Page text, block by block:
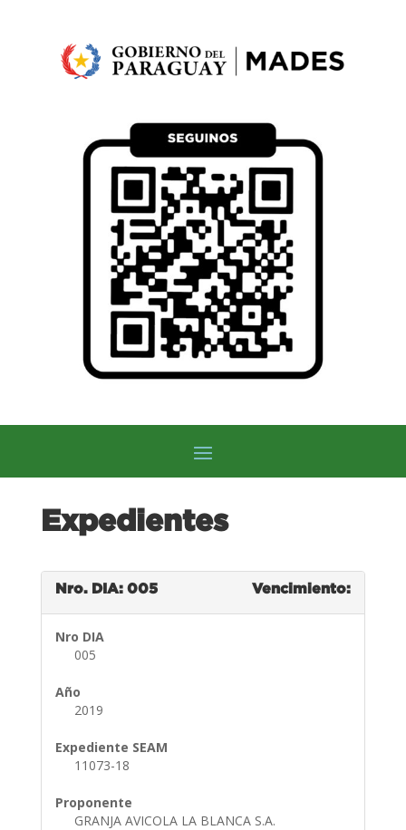
Expedientes
Nro. DIA: 005 Vencimiento:
Nro DIA
005
Año
2019
Expediente SEAM
11073-18
Proponente
GRANJA AVICOLA LA BLANCA S.A.